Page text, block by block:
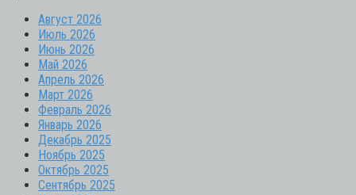
Август 2026
Июль 2026
Июнь 2026
Май 2026
Апрель 2026
Март 2026
Февраль 2026
Январь 2026
Декабрь 2025
Ноябрь 2025
Октябрь 2025
Сентябрь 2025